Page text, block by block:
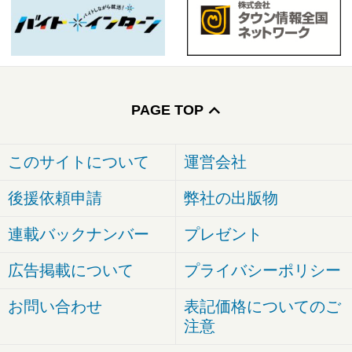
PAGE TOP
このサイトについて 運営会社
後援依頼申請 弊社の出版物
連載バックナンバー プレゼント
広告掲載について プライバシーポリシー
お問い合わせ
表記価格についてのご
注意